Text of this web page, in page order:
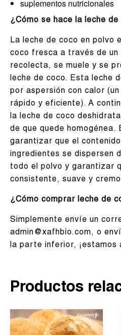
suplementos nutricionales
¿Cómo se hace la leche
La leche de coco en polvo
coco fresca a través de un
recolecta, se muele y se
leche de coco. Esta leche
por aspersión con calor
rápido y eficiente). A
la leche de coco
de que quede homogénea.
garantizar que el
ingredientes se dispersen
todo el polvo y garantizar
consistente, suave y
¿Cómo comprar leche de
Simplemente envíe un
admin@xafhbio.com, o
la parte inferior, ¡estamos
Productos